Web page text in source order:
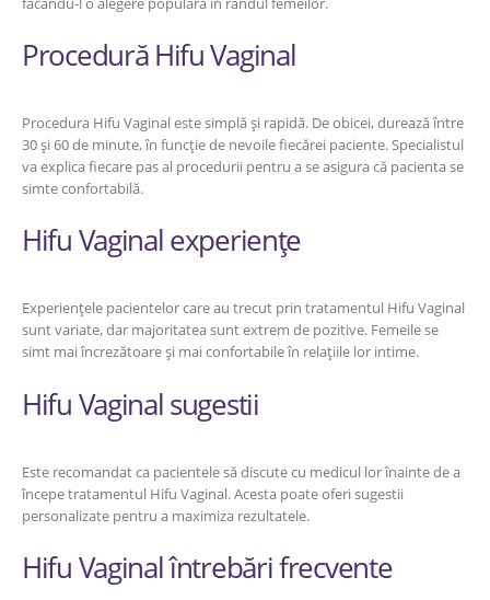
Procedură Hifu Vaginal
Procedura Hifu Vaginal este simplă și rapidă. De obicei, durează între
30 și 60 de minute, în funcție de nevoile fiecărei paciente. Specialistul
va explica fiecare pas al procedurii pentru a se asigura că pacienta se
simte confortabilă.
Hifu Vaginal experiențe
Experiențele pacientelor care au trecut prin tratamentul Hifu Vaginal
sunt variate, dar majoritatea sunt extrem de pozitive. Femeile se
simt mai încrezătoare și mai confortabile în relațiile lor intime.
Hifu Vaginal sugestii
Este recomandat ca pacientele să discute cu medicul lor înainte de a
începe tratamentul Hifu Vaginal. Acesta poate oferi sugestii
personalizate pentru a maximiza rezultatele.
Hifu Vaginal întrebări frecvente